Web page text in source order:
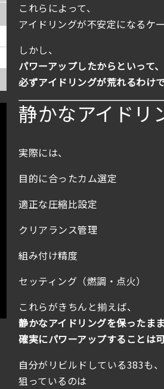
これらによって、
アイドリングが不安定になるケ
しかし、
パワーアップしたからといって、
必ずアイドリングが荒れるわけ
静かなアイドリ
実際には、
目的に合ったカム選定
適正な圧縮比設定
クリアランス管理
組み付け精度
セッティング（燃調・点火）
これらがきちんと揃えば、
静かなアイドリングを保ったまま
確実にパワーアップすることは
自分がリビルドしている383も、
狙っているのは